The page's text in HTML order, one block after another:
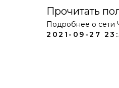
Прочитать
Подробнее о сети
2021-09-27